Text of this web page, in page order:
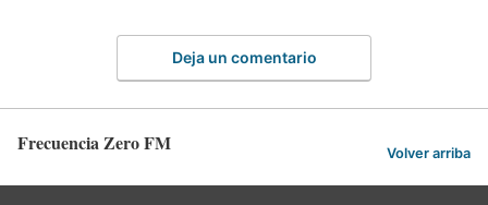
Deja un comentario
Frecuencia Zero FM Volver arriba